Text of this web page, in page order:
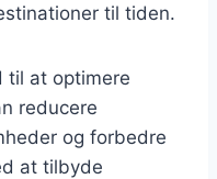
til tiden.
til at optimere
reducere
og forbedre
at tilbyde